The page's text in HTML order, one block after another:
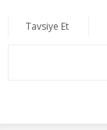
Tavsiye Et